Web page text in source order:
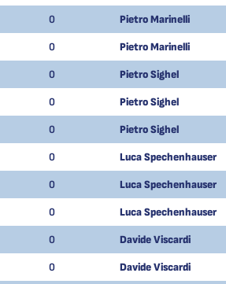
0 Pietro Marinelli
0 Pietro Marinelli
0 Pietro Sighel
0 Pietro Sighel
0 Pietro Sighel
0 Luca Spechenhauser
0 Luca Spechenhauser
0 Luca Spechenhauser
0 Davide Viscardi
0 Davide Viscardi